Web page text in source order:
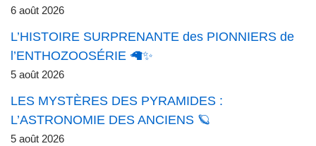
6 août 2026
L’HISTOIRE SURPRENANTE des PIONNIERS de
l’ENTHOZOOSÉRIE 🦙✨
5 août 2026
LES MYSTÈRES DES PYRAMIDES :
L’ASTRONOMIE DES ANCIENS 🪐
5 août 2026